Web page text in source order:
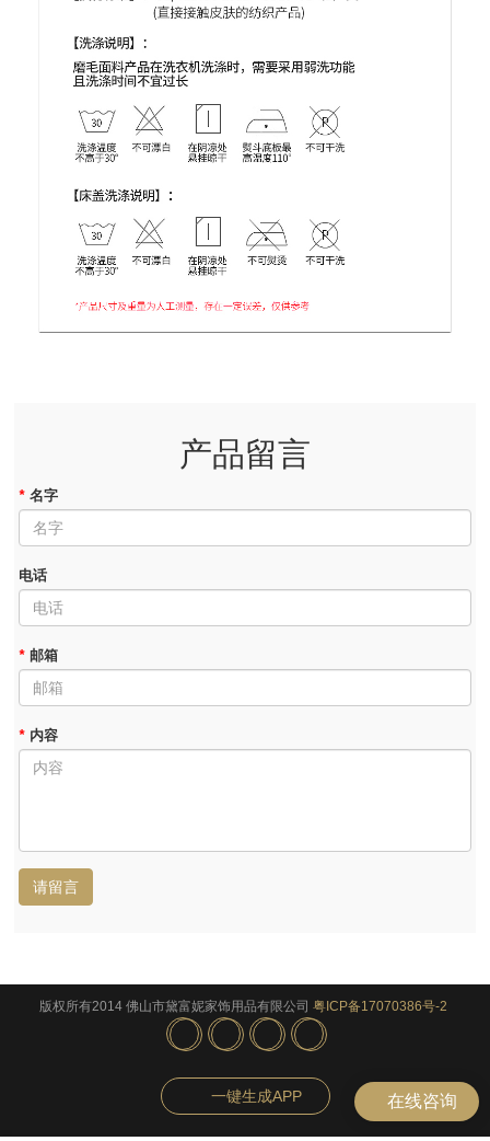
产品留言
* 名字
电话
* 邮箱
* 内容
请留言
版权所有2014 佛山市黛富妮家饰用品有限公司 粤ICP备17070386号-2
一键生成APP 在线咨询